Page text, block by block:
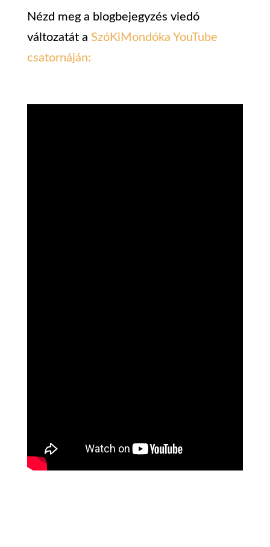
Nézd meg a blogbejegyzés viedó
változatát a SzóKiMondóka YouTube
csatornáján: